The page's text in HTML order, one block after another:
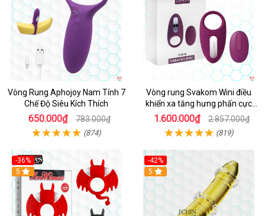
Vòng Rung Aphojoy Nam Tính 7
Chế Độ Siêu Kích Thích
650.000₫ 783.000₫
(874)
Vòng rung Svakom Wini điều
khiển xa tăng hưng phấn cực
đỉnh
1.600.000₫ 2.857.000₫
(819)
-36%
5
-42%
5